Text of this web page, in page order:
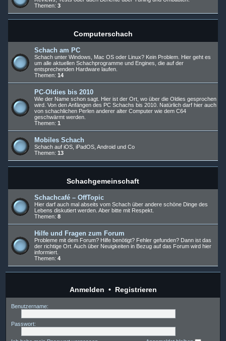
Themen: 3
Computerschach
Schach am PC
Schach unter Windows, Mac OS oder Linux? Kein Problem. Hier geht es
um alle aktuellen Schachprogramme und Engines, die auf der
entsprechenden Hardware laufen.
Themen: 14
PC-Oldies bis 2010
Wie der Name schon sagt. Hier ist der Ort, wo über die Oldies gesprochen
wird. Von den Anfängen des PC Schachs bis 2010. Natürlich darf hier auch
von schachlichen Perlen anderer alter Computer wie dem C64
geschwärmt werden.
Themen: 1
Mobiles Schach
Schach auf iOS, iPadOS, Android und Co
Themen: 13
Schachgemeinschaft
Schachcafé – OffTopic
Hier darf auch mal abseits vom Schach über andere schöne Dinge des
Lebens diskutiert werden. Aber bitte mit Respekt.
Themen: 8
Hilfe und Fragen zum Forum
Probleme mit dem Forum? Hilfe benötigt? Fehler gefunden? Dann ist das
der richtige Ort. Auch über Neuigkeiten in Bezug auf das Forum wird hier
informiert.
Themen: 4
Anmelden • Registrieren
Benutzername:
Passwort: